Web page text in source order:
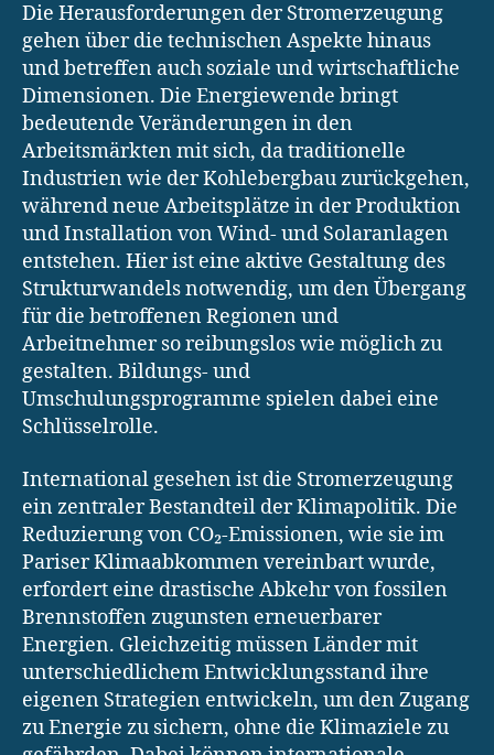
Die Herausforderungen der Stromerzeugung
gehen über die technischen Aspekte hinaus
und betreffen auch soziale und wirtschaftliche
Dimensionen. Die Energiewende bringt
bedeutende Veränderungen in den
Arbeitsmärkten mit sich, da traditionelle
Industrien wie der Kohlebergbau zurückgehen,
während neue Arbeitsplätze in der Produktion
und Installation von Wind- und Solaranlagen
entstehen. Hier ist eine aktive Gestaltung des
Strukturwandels notwendig, um den Übergang
für die betroffenen Regionen und
Arbeitnehmer so reibungslos wie möglich zu
gestalten. Bildungs- und
Umschulungsprogramme spielen dabei eine
Schlüsselrolle.
International gesehen ist die Stromerzeugung
ein zentraler Bestandteil der Klimapolitik. Die
Reduzierung von CO₂-Emissionen, wie sie im
Pariser Klimaabkommen vereinbart wurde,
erfordert eine drastische Abkehr von fossilen
Brennstoffen zugunsten erneuerbarer
Energien. Gleichzeitig müssen Länder mit
unterschiedlichem Entwicklungsstand ihre
eigenen Strategien entwickeln, um den Zugang
zu Energie zu sichern, ohne die Klimaziele zu